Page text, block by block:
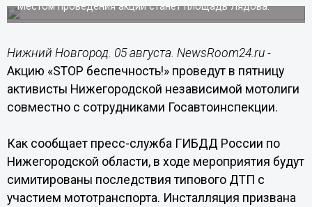
Местом проведения акции станет площадь Лядова.
Нижний Новгород. 05 августа. NewsRoom24.ru -
Акцию «SТОР беспечность!» проведут в пятницу
активисты Нижегородской независимой мотолиги
совместно с сотрудниками Госавтоинспекции.
Как сообщает пресс-служба ГИБДД России по
Нижегородской области, в ходе мероприятия будут
симитированы последствия типового ДТП с
участием мототранспорта. Инсталляция призвана